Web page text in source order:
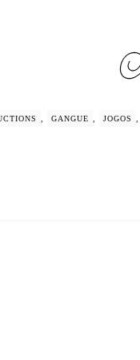
, GANGUE , JOGOS